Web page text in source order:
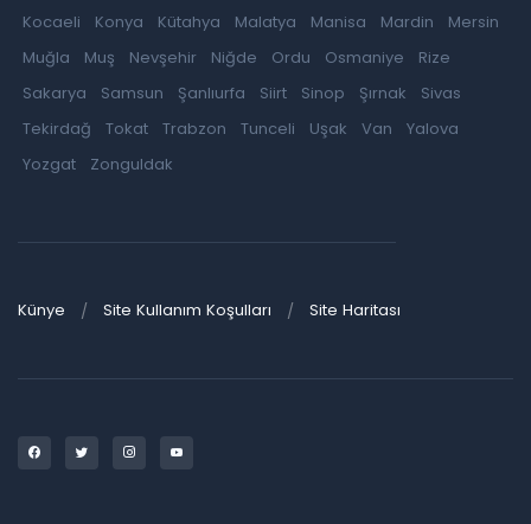
Kocaeli
Konya Kütahya Malatya Manisa Mardin
Mersin
Muğla
Muş Nevşehir Niğde Ordu Osmaniye
Rize
Sakarya
Samsun Şanlıurfa Siirt Sinop Şırnak
Sivas
Tekirdağ
Tokat Trabzon Tunceli Uşak Van
Yalova
Yozgat
Zonguldak
Künye Site Kullanım Koşulları Site Haritası